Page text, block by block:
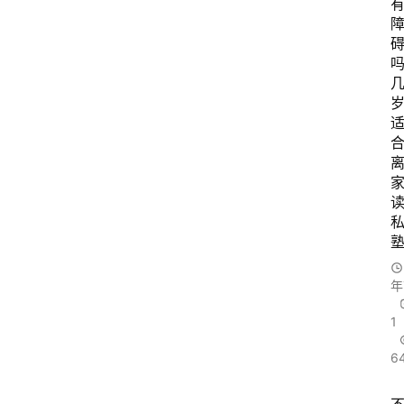
有
障
碍
几
岁
适
合
离
家
读
私
1